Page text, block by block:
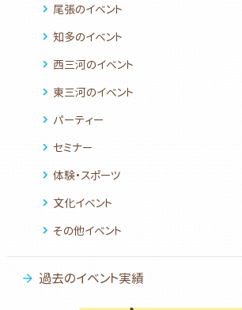
尾張のイベント
知多のイベント
西三河のイベント
東三河のイベント
パーティー
セミナー
体験・スポーツ
文化イベント
その他イベント
過去のイベント実績